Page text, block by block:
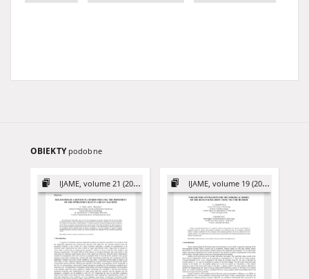
OBIEKTY podobne
IJAME, volume 21 (2016) IJAME, volume 19 (2014)